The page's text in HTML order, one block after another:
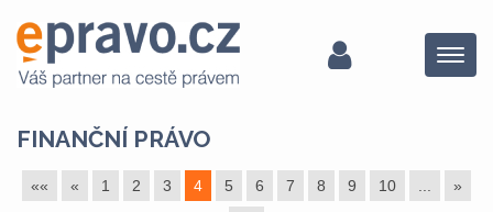
Menu
FINANČNÍ PRÁVO
«« « 1 2 3 4 5 6 7 8 9 10 »